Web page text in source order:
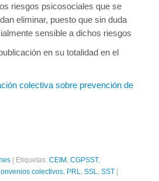
riesgos psicosociales que se
eliminar, puesto que sin duda
sensible a dichos riesgos
en su totalidad en el
colectiva sobre prevención de
| Etiquetas: CEIM CGPSST,
colectivos PRL SSL SST |